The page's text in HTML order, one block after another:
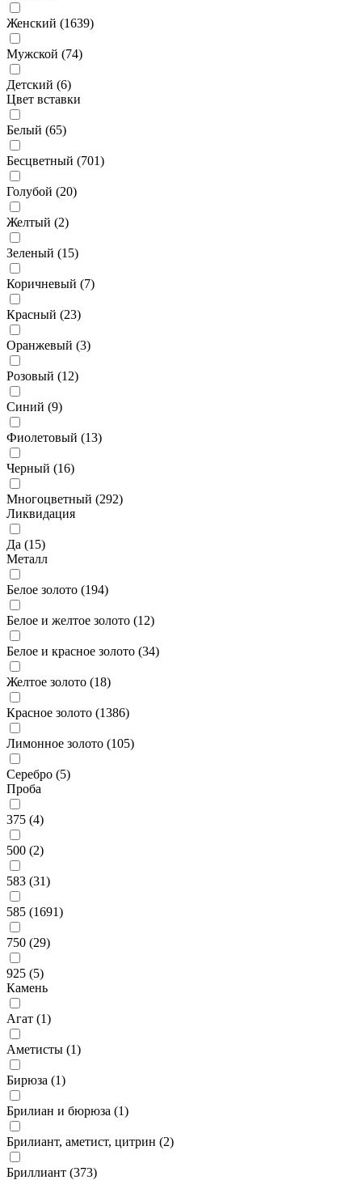
Женский (1639)
Мужской (74)
Детский (6)
Цвет вставки
Белый (65)
Бесцветный (701)
Голубой (20)
Желтый (2)
Зеленый (15)
Коричневый (7)
Красный (23)
Оранжевый (3)
Розовый (12)
Синий (9)
Фиолетовый (13)
Черный (16)
Многоцветный (292)
Ликвидация
Да (15)
Металл
Белое золото (194)
Белое и желтое золото (12)
Белое и красное золото (34)
Желтое золото (18)
Красное золото (1386)
Лимонное золото (105)
Серебро (5)
Проба
375 (4)
500 (2)
583 (31)
585 (1691)
750 (29)
925 (5)
Камень
Агат (1)
Аметисты (1)
Бирюза (1)
Брилиан и бюрюза (1)
Брилиант, аметист, цитрин (2)
Бриллиант (373)